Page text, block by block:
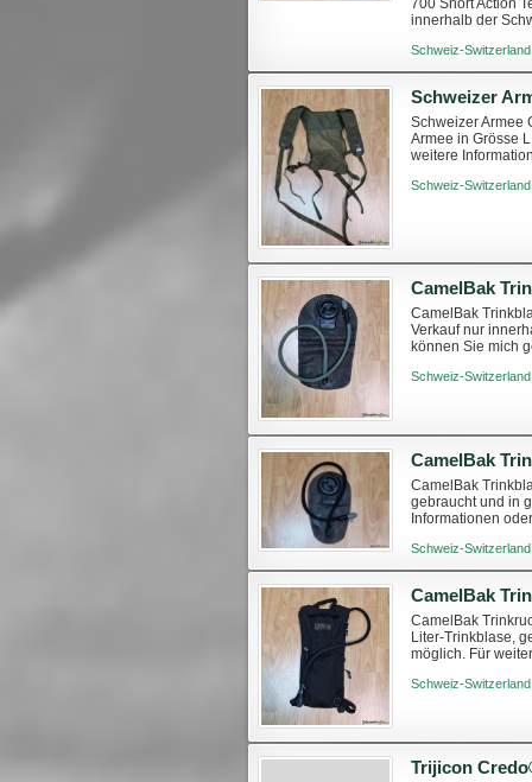
700 Short Action
innerhalb der
Schweiz-
Schweizer
Schweizer Armee
Armee in Grösse
weitere
Schweiz-
CamelBak
CamelBak
Verkauf nur
können Sie mich
Schweiz-
CamelBak
CamelBak
gebraucht und in
Informationen
Schweiz-
CamelBak
Liter-Trinkblase,
möglich. Für
Schweiz-
Trijicon